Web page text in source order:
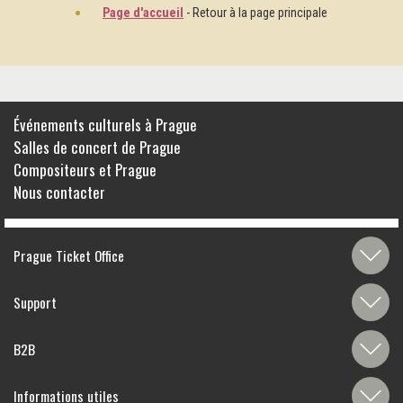
Page d'accueil - Retour à la page principale
Événements culturels à Prague
Salles de concert de Prague
Compositeurs et Prague
Nous contacter
Prague Ticket Office
Support
B2B
Informations utiles